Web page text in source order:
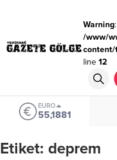
Warning
/www/
content/
line 12
EURO
55,1881
Etiket: deprem